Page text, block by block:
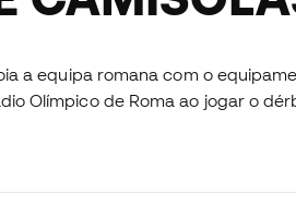
a equipa romana com o
Olímpico de Roma ao jogar o